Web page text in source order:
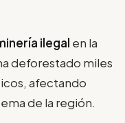
ilegal en la
deforestado miles
afectando
de la región.